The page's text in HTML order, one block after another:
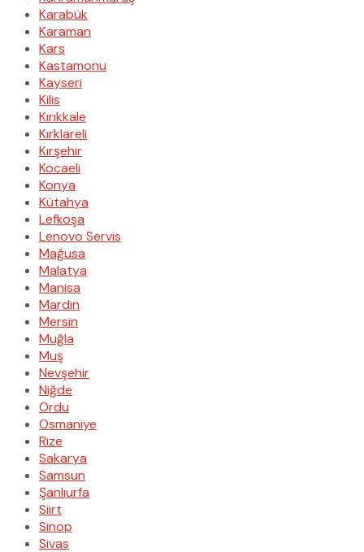
Karabük
Karaman
Kars
Kastamonu
Kayseri
Kilis
Kırıkkale
Kırklareli
Kırşehir
Kocaeli
Konya
Kütahya
Lefkoşa
Lenovo Servis
Mağusa
Malatya
Manisa
Mardin
Mersin
Muğla
Muş
Nevşehir
Niğde
Ordu
Osmaniye
Rize
Sakarya
Samsun
Şanlıurfa
Siirt
Sinop
Sivas